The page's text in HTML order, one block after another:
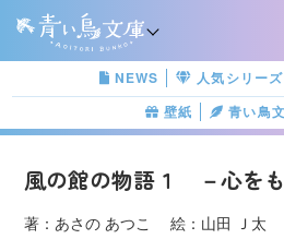
NEWS 人気シリーズ
壁紙
青い鳥
風の館の物語１ －心を
著：あさの あつこ 絵：山田 Ｊ太